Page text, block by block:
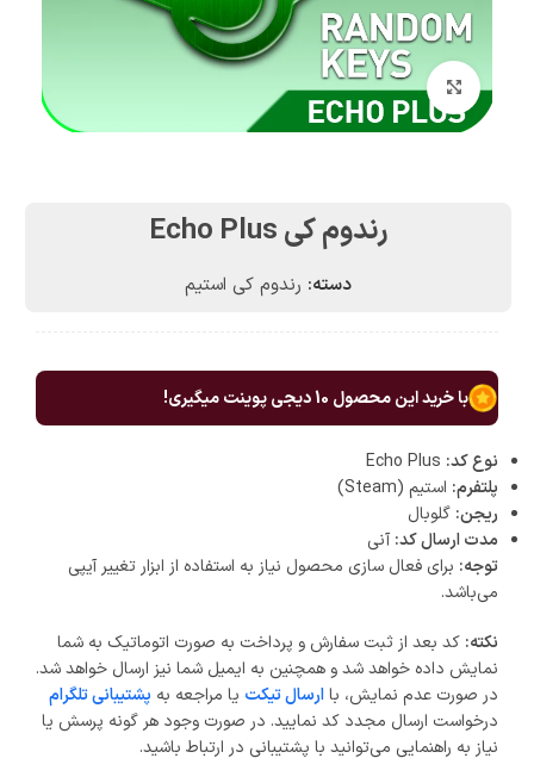
بزرگنمایی تصویر
رندوم کی Echo Plus
دسته: رندوم کی استیم
با خرید این محصول 10دیجی پوینت میگیری!
نوع کد:
پلتفرم: استیم (Steam)
ریجن: گلوبال
مدت ارسال کد: آنی
توجه: برای فعال سازی محصول نیاز به استفاده از ابزار تغییر آیپی
می‌باشد.
نکته: کد بعد از ثبت سفارش و پرداخت به صورت اتوماتیک به شما
نمایش داده خواهد شد و همچنین به ایمیل شما نیز ارسال خواهد شد.
در صورت عدم نمایش، باارسال تیکت یا مراجعه به پشتیبانی تلگرام
درخواست ارسال مجدد کد نمایید. در صورت وجود هر گونه پرسش یا
نیاز به راهنمایی می‌توانید با پشتیبانی در ارتباط باشید.